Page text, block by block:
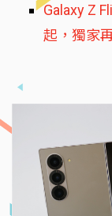
Galaxy Z
起，獨家